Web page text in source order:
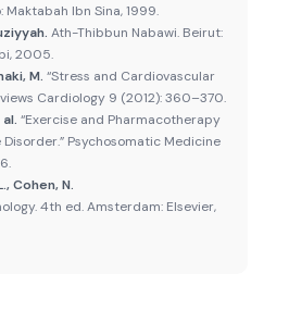
Maktabah Ibn Sina, 1999.
Ath-Thibbun Nabawi. Beirut:
2005.
M. “Stress and Cardiovascular
Cardiology 9 (2012): 360–370.
“Exercise and Pharmacotherapy
Psychosomatic Medicine
Cohen, N.
4th ed. Amsterdam: Elsevier,